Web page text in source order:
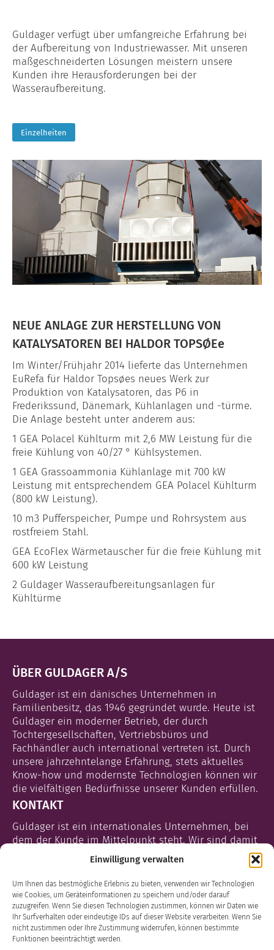
Einwilligung verwalten
Um Ihnen das bestmögliche Erlebnis zu bieten, verwenden wir Technologien
wie Cookies, um Geräteinformationen zu speichern und/oder darauf
zuzugreifen. Wenn Sie diesen Technologien zustimmen, können wir Daten wie
Ihr Surfverhalten oder eindeutige IDs auf dieser Website verarbeiten. Wenn Sie
nicht zustimmen oder Ihre Zustimmung widerrufen, können bestimmte
Funktionen beeinträchtigt werden.
Guldager verfügt über umfangreiche Erfahrung bei
der Aufbereitung von Industriewasser. Mit unseren
maßgeschneiderten Lösungen meistern unsere
Kunden ihre Herausforderungen bei der
Wasseraufbereitung.
Einzelheiten
NEUE ANLAGE ZUR HERSTELLUNG VON
KATALYSATOREN BEI HALDOR TOPSØEe
Im Winter/Frühjahr 2014 lieferte das Unternehmen
EuRefa für Haldor Topsøes neues Werk zur
Produktion von Katalysatoren, das P6 in
Frederikssund, Dänemark, Kühlanlagen und -türme.
Die Anlage besteht unter anderem aus:
1 GEA Polacel Kühlturm mit 2,6 MW Leistung für die
freie Kühlung von 40/27 ° Kühlsystemen.
1 GEA Grassoammonia Kühlanlage mit 700 kW
Leistung mit entsprechendem GEA Polacel Kühlturm
(800 kW Leistung).
10 m3 Pufferspeicher, Pumpe und Rohrsystem aus
rostfreiem Stahl.
GEA EcoFlex Wärmetauscher für die freie Kühlung mit
600 kW Leistung
2 Guldager Wasseraufbereitungsanlagen für
Kühltürme
ÜBER GULDAGER A/S
Guldager ist ein dänisches Unternehmen in
Familienbesitz, das 1946 gegründet wurde. Heute ist
Guldager ein moderner Betrieb, der durch
Tochtergesellschaften, Vertriebsbüros und
Fachhändler auch international vertreten ist. Durch
unsere jahrzehntelange Erfahrung, stets aktuelles
Know-how und modernste Technologien können wir
die vielfältigen Bedürfnisse unserer Kunden erfüllen.
KONTAKT
Guldager ist ein internationales Unternehmen, bei
dem der Kunde im Mittelpunkt steht. Wir sind damit
vertraut, unsere Kunden weltweit mit Service und
Support zu versorgen. Nehmen Sie gern mit einem
unserer Teammitglieder Kontakt auf. Wir freuen uns,
von Ihnen zu hören.
Einzelheiten >